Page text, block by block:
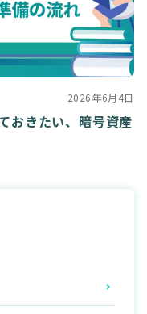
2026年6月4日
おきたい、暗号資産